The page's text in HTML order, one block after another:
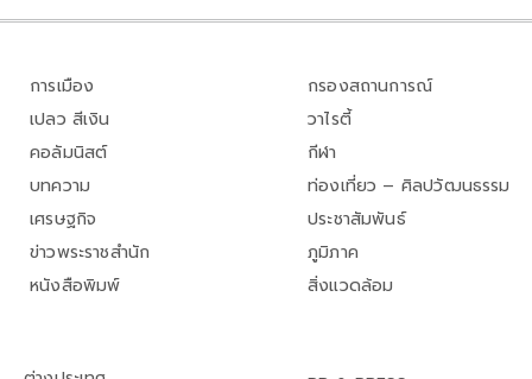
การเมือง
เปลว สีเงิน
คอลัมนิสต์
บทความ
เศรษฐกิจ
ข่าวพระราชสำนัก
หนังสือพิมพ์
กรองสถานการณ์
วาไรตี้
กีฬา
ท่องเที่ยว – ศิลปวัฒนธรรม
ประชาสัมพันธ์
ภูมิภาค
สิ่งแวดล้อม